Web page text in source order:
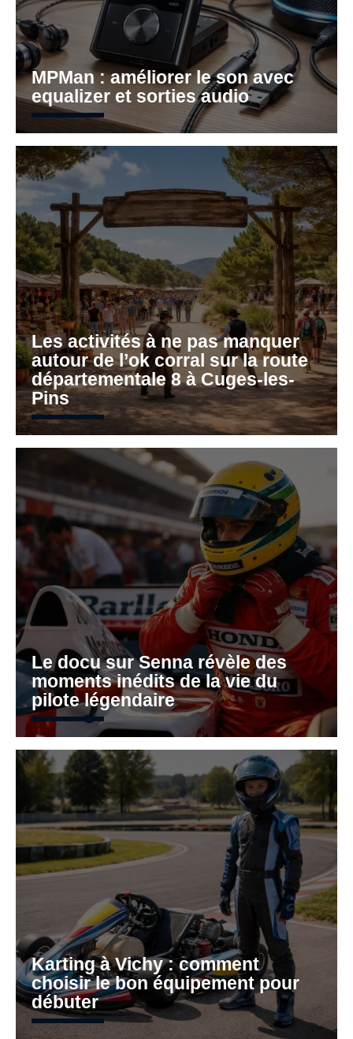
MPMan : améliorer le son avec
equalizer et sorties audio
Les activités à ne pas manquer
autour de l’ok corral sur la route
départementale 8 à Cuges-les-
Pins
Le docu sur Senna révèle des
moments inédits de la vie du
pilote légendaire
Karting à Vichy : comment
choisir le bon équipement pour
débuter